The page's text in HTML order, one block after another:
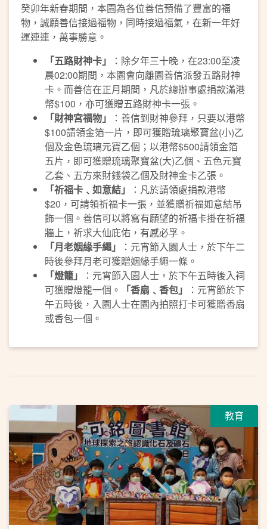
癸卯年新春期間，本園為各位善信預備了豐富的福
物，誠願善信接過福物，同時接過福氣，在新一年好
運連連，萬事勝意。
「五路財神卡」
：除夕年三十晚，在23:00至凌
晨02:00期間，本園會向離園善信派發五路財神
卡。而善信在正月期間，凡於總辦事處捐款滿港
幣$100，亦可獲贈五路財神卡一張。
「財神宮福物」
：善信到財神參拜，只要以港幣
$100請領金箔一片，即可獲贈琉璃聚寶盆(小)乙
個及金色琉璃元寶乙個；以港幣$500請領金箔
五片，即可獲贈琉璃聚寶盆(大)乙個、五色元寶
乙套、五方來財錢袋乙個及財神金卡乙張。
「祈福卡﹑如意結」
：凡於請領處捐款港幣
$20，可請領祈福卡一張，並獲贈祈福如意結吊
飾一個。善信可以將寫有願望的祈福卡掛在祈福
牆上，祈求大仙庇佑，有感必孚。
「月老姻緣手繩」
：元宵節入園人士，於下午二
時後參拜月老可獲贈姻緣手繩一條。
「燈籠」
：元宵節入園人士，於下午五時後入祠
可獲贈燈籠一個。
「香扇﹑香包」
：元宵節於下
午五時後，入園人士在園內拍照打卡可獲贈香扇
或香包一個。
教育